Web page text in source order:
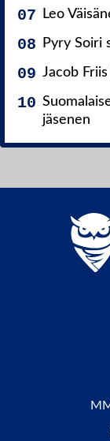
Leo
Pyry Soiri
Jacob
jäsenen